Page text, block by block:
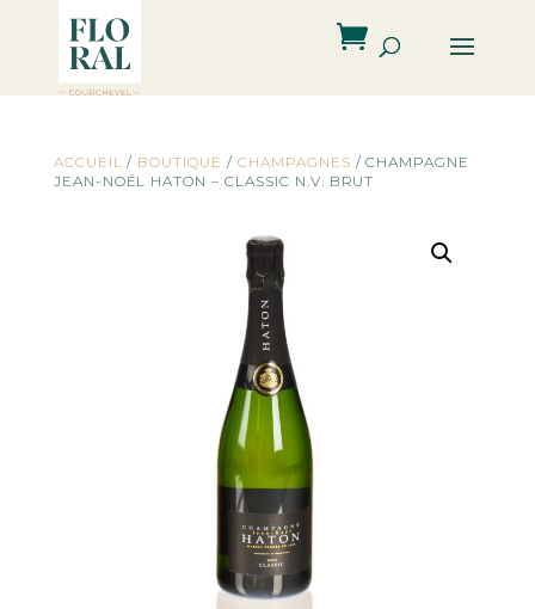
ACCUEIL / BOUTIQUE / CHAMPAGNES / CHAMPAGNE
JEAN-NOËL HATON – CLASSIC N.V. BRUT